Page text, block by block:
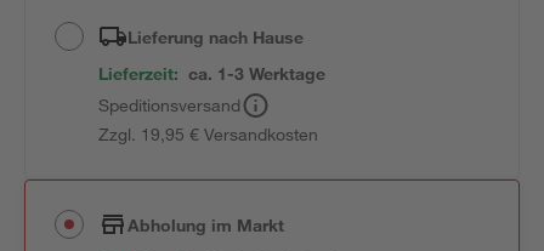
Lieferung nach Hause
Lieferzeit: ca. 1-3 Werktage
Speditionsversand
Zzgl. 19,95 € Versandkosten
Abholung im Markt